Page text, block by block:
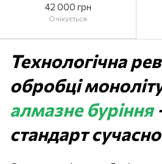
42 000 грн
Очікується
Технологічна
обробці
алмазне буріння
стандарт